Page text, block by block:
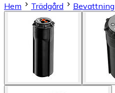
Hem
Trädgård Bevattning